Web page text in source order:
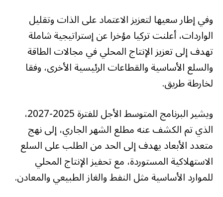
وفي إطار سعيها لتعزيز الاعتماد على الذات وتقليل
الواردات، أعلنت تركيا مؤخرا عن إستراتيجية شاملة
تهدف إلى تعزيز الإنتاج المحلي في مجالات الطاقة
والسلع الأساسية والقطاعات الرئيسية الأخرى، وفقا
لخارطة طريق.
ويشير البرنامج المتوسط الأجل للفترة 2025-2027،
الذي تم الكشف عنه مطلع الشهر الجاري، إلى نهج
متعدد الأبعاد يهدف إلى الحد من الطلب على السلع
الاستهلاكية المستوردة، مع تحفيز الإنتاج المحلي
للموارد الأساسية مثل النفط والغاز الطبيعي والمعادن.